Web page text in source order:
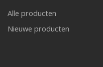
Alle producten
Nieuwe producten